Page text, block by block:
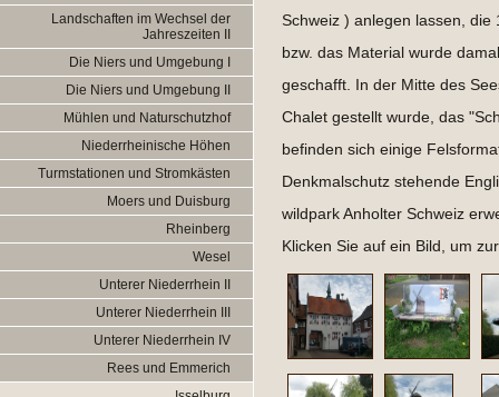
Landschaften im Wechsel der
Jahreszeiten II
Die Niers und Umgebung I
Die Niers und Umgebung II
Mühlen und Naturschutzhof
Niederrheinische Höhen
Turmstationen und Stromkästen
Moers und Duisburg
Rheinberg
Wesel
Unterer Niederrhein II
Unterer Niederrhein III
Unterer Niederrhein IV
Rees und Emmerich
Schweiz ) anlegen lassen,
bzw. das Material wurde
geschafft. In der Mitte des
Chalet gestellt wurde, das
befinden sich einige
Denkmalschutz stehende
wildpark Anholter Schweiz
Klicken Sie auf ein Bild, um